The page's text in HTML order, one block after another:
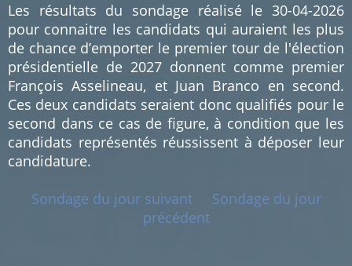
Les résultats du sondage réalisé le 30-04-2026
pour connaitre les candidats qui auraient les plus
de chance d’emporter le premier tour de l'élection
présidentielle de 2027 donnent comme premier
François Asselineau, et Juan Branco en second.
Ces deux candidats seraient donc qualifiés pour le
second dans ce cas de figure, à condition que les
candidats représentés réussissent à déposer leur
candidature.
Sondage du jour suivant
Sondage du jour
précédent